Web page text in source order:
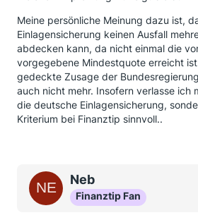
Meine persönliche Meinung dazu ist,
Einlagensicherung keinen Ausfall
abdecken kann, da nicht einmal die
vorgegebene Mindestquote erreicht
gedeckte Zusage der
auch nicht mehr. Insofern verlasse ich
die deutsche Einlagensicherung,
Kriterium bei Finanztip sinnvoll..
Neb
Finanztip Fan